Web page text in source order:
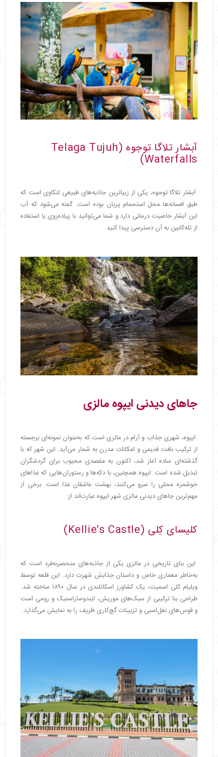
آبشار تلاگا توجوه (Telaga Tujuh
Waterfalls)
آبشار تلاگا توجوه، یکی از زیباترین جاذبه‌های طبیعی لنکاوی است که
طبق افسانه‌ها محل استحمام پریان بوده است. گفته می‌شود که آب
این آبشار خاصیت درمانی دارد و شما می‌توانید با پیاده‌روی یا استفاده
از تله‌کابین به آن دسترسی پیدا کنید.
جاهای دیدنی ایپوه مالزی
ایپوه، شهری جذاب و آرام در مالزی است که به‌عنوان نمونه‌ای برجسته
از ترکیب بافت قدیمی و امکانات مدرن به شمار می‌آید. این شهر که با
گذشته‌ای ساده آغاز شد، اکنون به مقصدی محبوب برای گردشگران
تبدیل شده است. ایپوه همچنین، با دکه‌ها و رستوران‌هایی که غذاهای
خوشمزه محلی را سرو می‌کنند، بهشت عاشقان غذا است. برخی از
مهم‌ترین جاهای دیدنی مالزی شهر ایپوه عبارت‌اند از:
کلیسای کِلی (Kellie's Castle)
این بنای تاریخی در مالزی یکی از جاذبه‌های منحصربه‌فرد است که
به‌خاطر معماری خاص و داستان جذابش شهرت دارد. این قلعه توسط
ویلیام کلی اسمیت، یک کشاورز اسکاتلندی در سال ۱۸۹۰ ساخته شد.
طراحی بنا ترکیبی از سبک‌های موریش، ایندوساراسنیک و رومی است
و قوس‌های نعل‌اسبی و تزیینات گچ‌کاری ظریف را به نمایش می‌گذارد.